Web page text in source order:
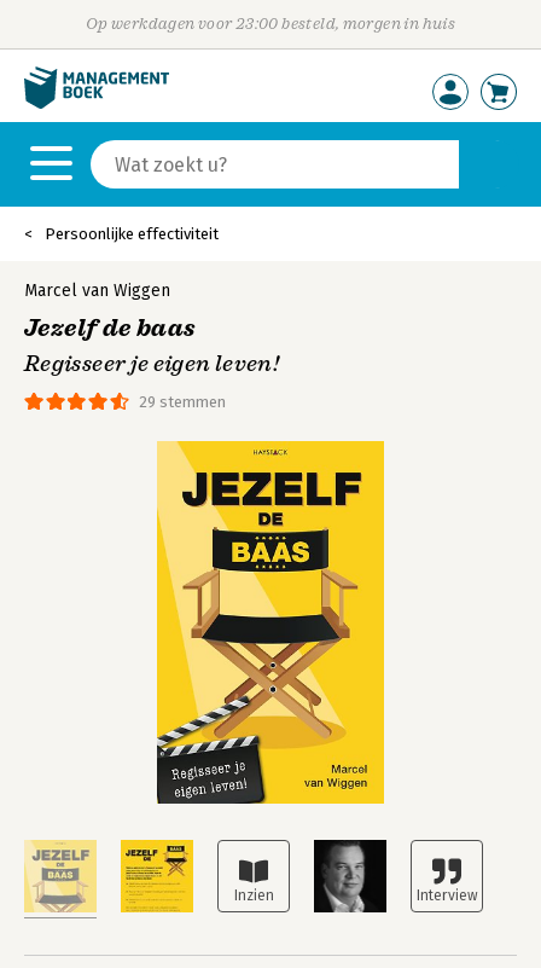
Op werkdagen voor 23:00 besteld, morgen in huis
Persoonlijke effectiviteit
29 stemmen
Marcel van Wiggen
Jezelf de baas
Regisseer je eigen leven!